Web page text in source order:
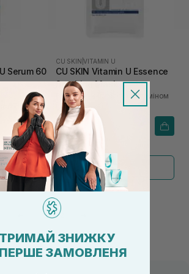
Serum 60
з
U
CU SKIN |VITAMIN U
CU SKIN Vitamin U Essence
Soothing Mask
Відновлююча маска з вітаміном
186₴
Показати більше
2
ЗНИЖКУ
ЗАМОВЛЕНЯ